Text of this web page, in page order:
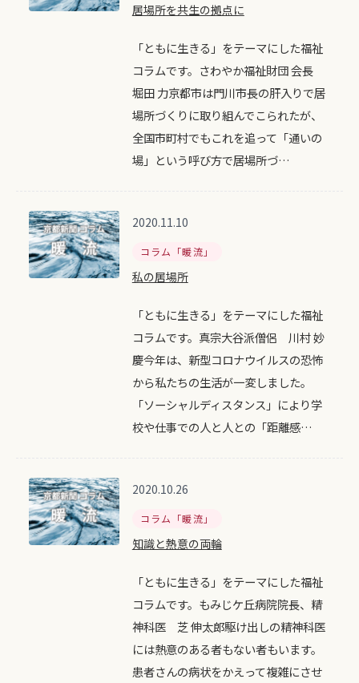
居場所を共生の拠点に
「ともに生きる」をテーマにした福祉
コラムです。さわやか福祉財団 会長
堀田 力京都市は門川市長の肝入りで居
場所づくりに取り組んでこられたが、
全国市町村でもこれを追って「通いの
場」という呼び方で居場所づ…
2020.11.10
コラム「暖流」
私の居場所
「ともに生きる」をテーマにした福祉
コラムです。真宗大谷派僧侶 川村 妙
慶今年は、新型コロナウイルスの恐怖
から私たちの生活が一変しました。
「ソーシャルディスタンス」により学
校や仕事での人と人との「距離感…
2020.10.26
コラム「暖流」
知識と熱意の両輪
「ともに生きる」をテーマにした福祉
コラムです。もみじケ丘病院院長、精
神科医 芝 伸太郎駆け出しの精神科医
には熱意のある者もない者もいます。
患者さんの病状をかえって複雑にさせ